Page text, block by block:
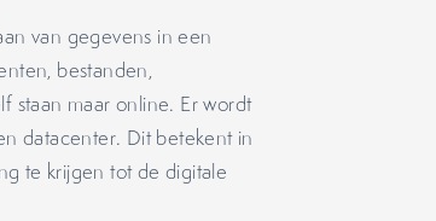
van gegevens in een
bestanden,
staan maar online. Er wordt
datacenter. Dit betekent in
te krijgen tot de digitale